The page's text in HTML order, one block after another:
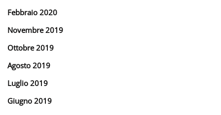
Febbraio 2020
Novembre 2019
Ottobre 2019
Agosto 2019
Luglio 2019
Giugno 2019